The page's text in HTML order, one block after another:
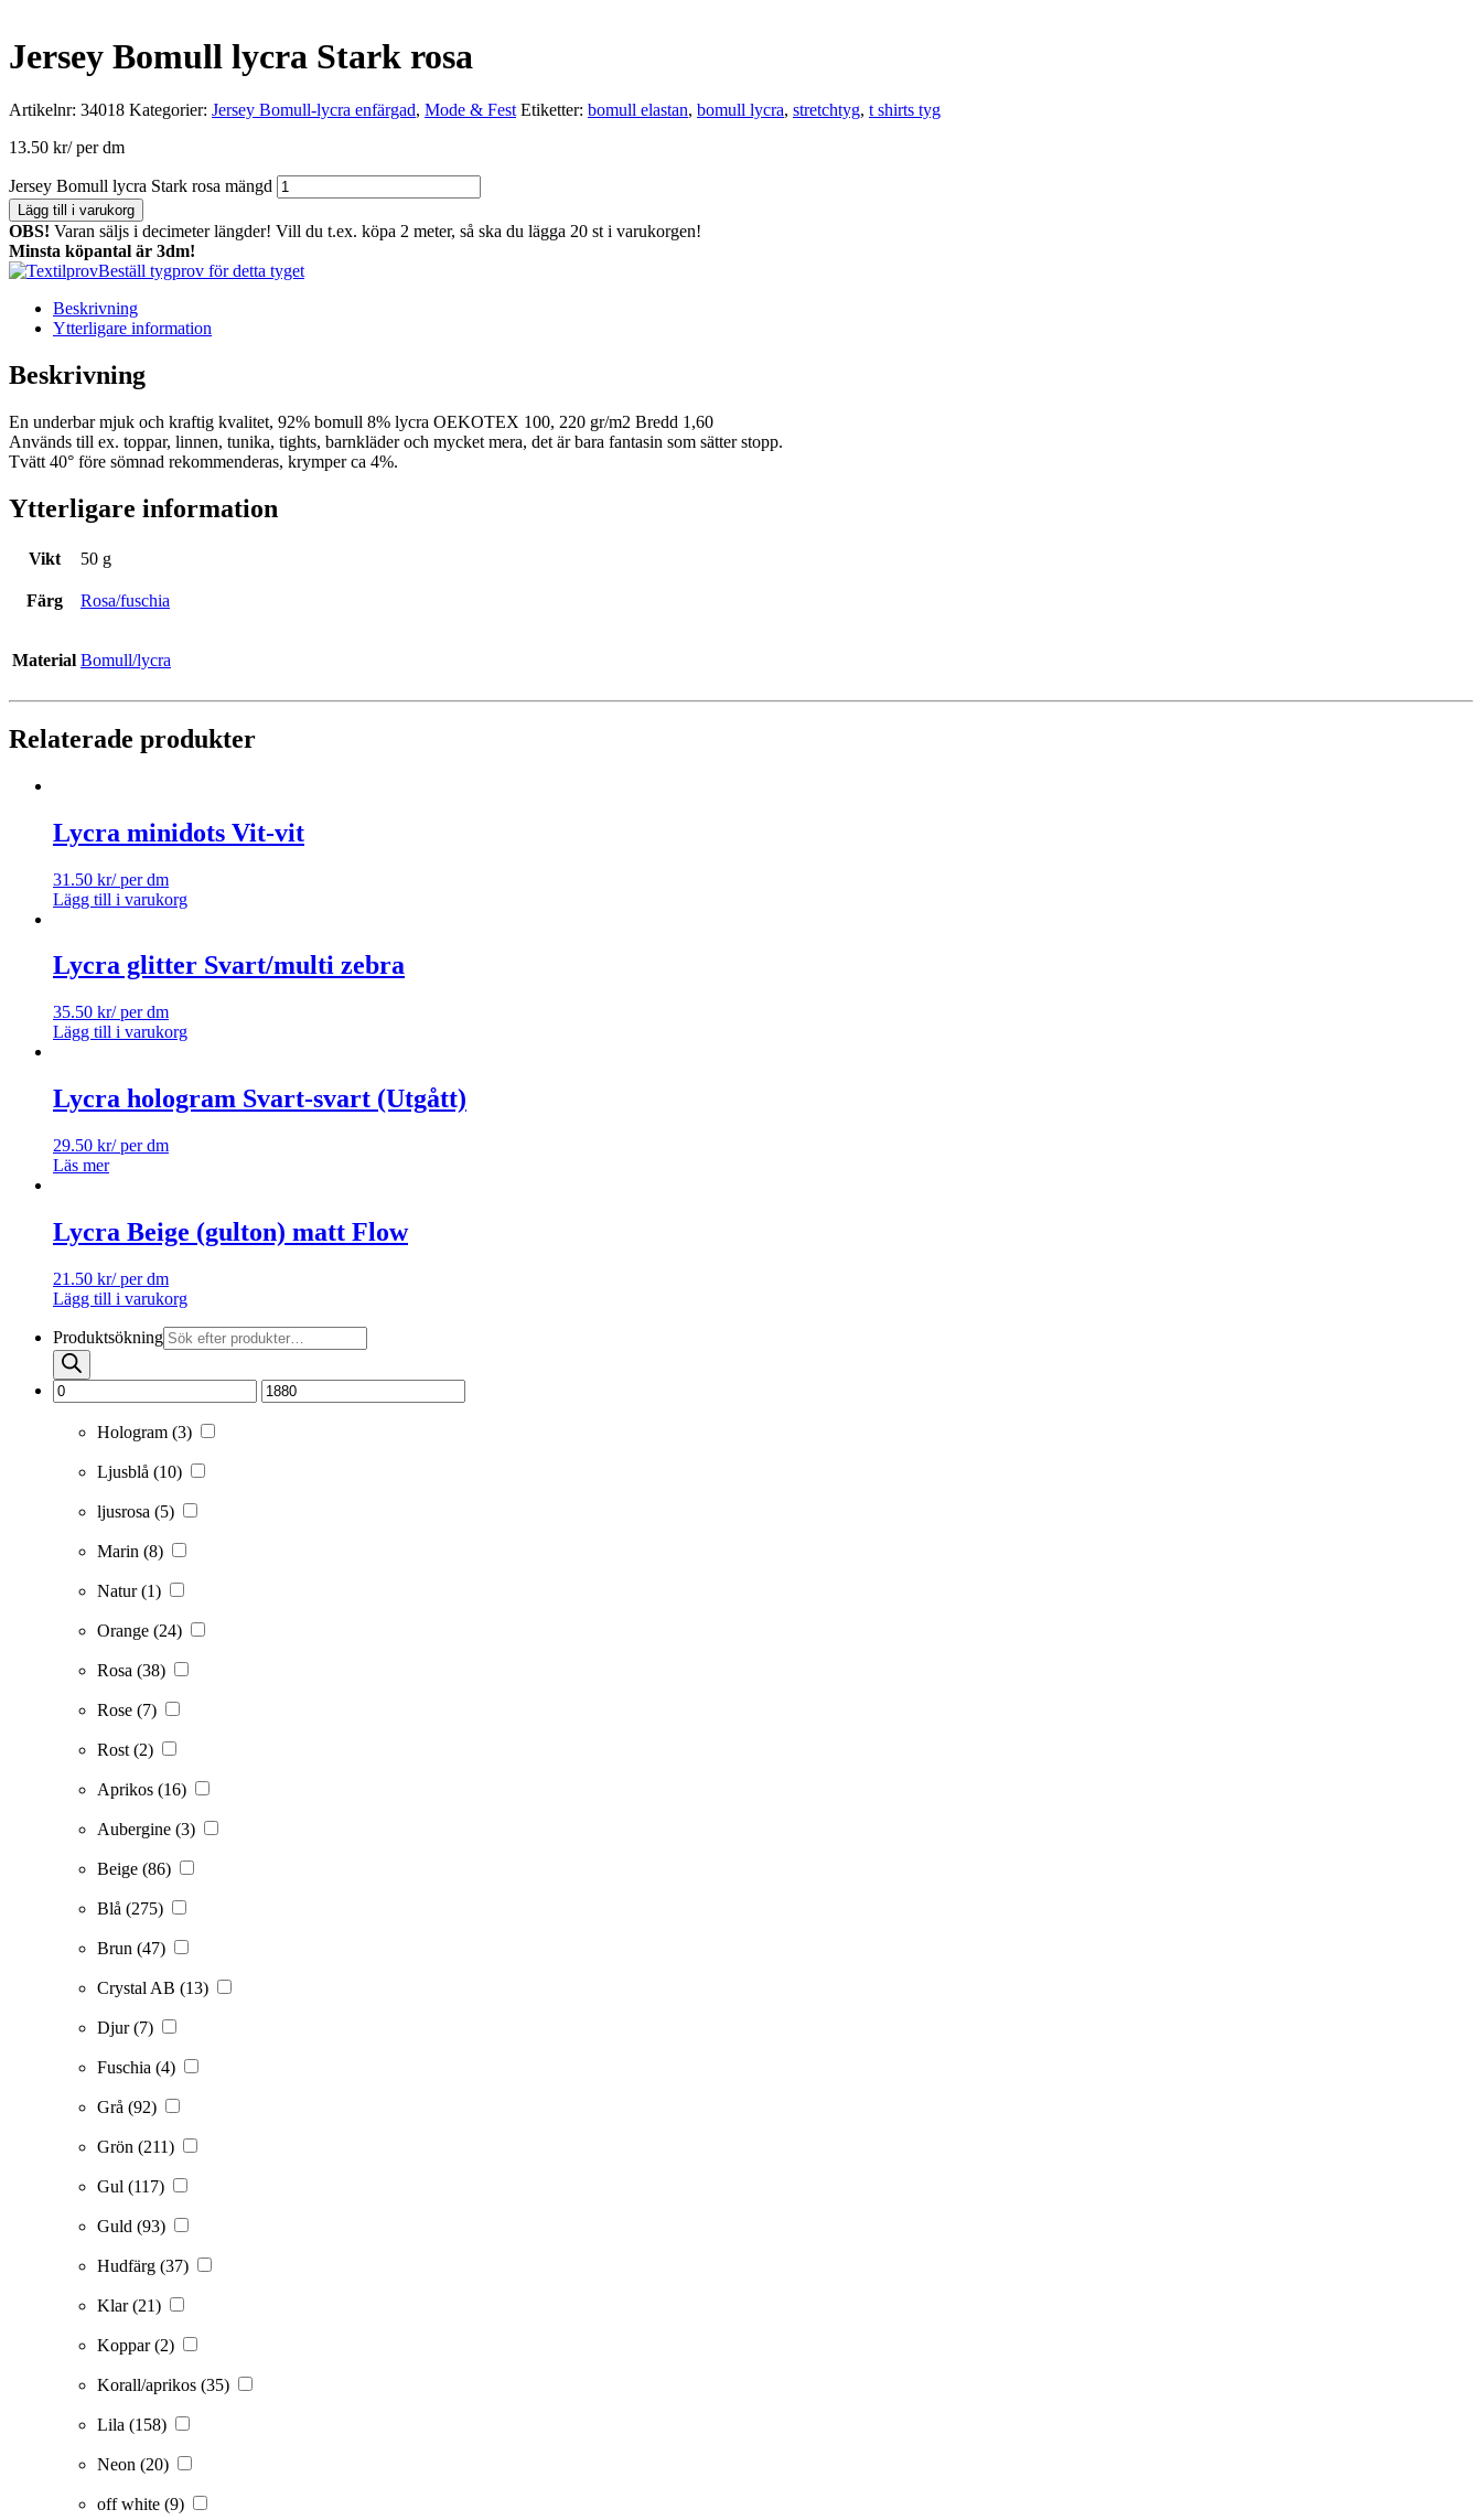
Jersey Bomull lycra Stark rosa
Artikelnr: 34018 Kategorier: Jersey Bomull-lycra enfärgad, Mode & Fest Etiketter: bomull elastan, bomull lycra, stretchtyg, t shirts tyg
13.50 kr/ per dm
Jersey Bomull lycra Stark rosa mängd
Lägg till i varukorg
OBS! Varan säljs i decimeter längder! Vill du t.ex. köpa 2 meter, så ska du lägga 20 st i varukorgen!
Minsta köpantal är 3dm!
Beställ tygprov för detta tyget
Beskrivning
Ytterligare information
Beskrivning
En underbar mjuk och kraftig kvalitet, 92% bomull 8% lycra OEKOTEX 100, 220 gr/m2 Bredd 1,60
Används till ex. toppar, linnen, tunika, tights, barnkläder och mycket mera, det är bara fantasin som sätter stopp.
Tvätt 40° före sömnad rekommenderas, krymper ca 4%.
Ytterligare information
Vikt 50 g
Färg Rosa/fuschia
Material Bomull/lycra
Relaterade produkter
Lycra minidots Vit-vit
31.50 kr/ per dm
Lägg till i varukorg
Lycra glitter Svart/multi zebra
35.50 kr/ per dm
Lägg till i varukorg
Lycra hologram Svart-svart (Utgått)
29.50 kr/ per dm
Läs mer
Lycra Beige (gulton) matt Flow
21.50 kr/ per dm
Lägg till i varukorg
Produktsökning
Hologram (3)
Ljusblå (10)
ljusrosa (5)
Marin (8)
Natur(1)
Orange (24)
Rosa (38)
Rose (7)
Rost (2)
Aprikos (16)
Aubergine (3)
Beige (86)
Blå (275)
Brun (47)
Crystal AB (13)
Djur(7)
Fuschia (4)
Grå (92)
Grön (211)
Gul (117)
Guld (93)
Hudfärg (37)
Klar(21)
Koppar(2)
Korall/aprikos (35)
Lila (158)
Neon (20)
off white (9)